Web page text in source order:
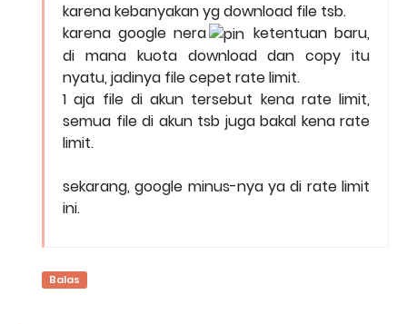
karena kebanyakan yg download file tsb.
karena google nera
ketentuan baru,
di mana kuota download dan copy itu
nyatu, jadinya file cepet rate limit.
1 aja file di akun tersebut kena rate limit,
semua file di akun tsb juga bakal kena rate
limit.
sekarang, google minus-nya ya di rate limit
ini.
Balas